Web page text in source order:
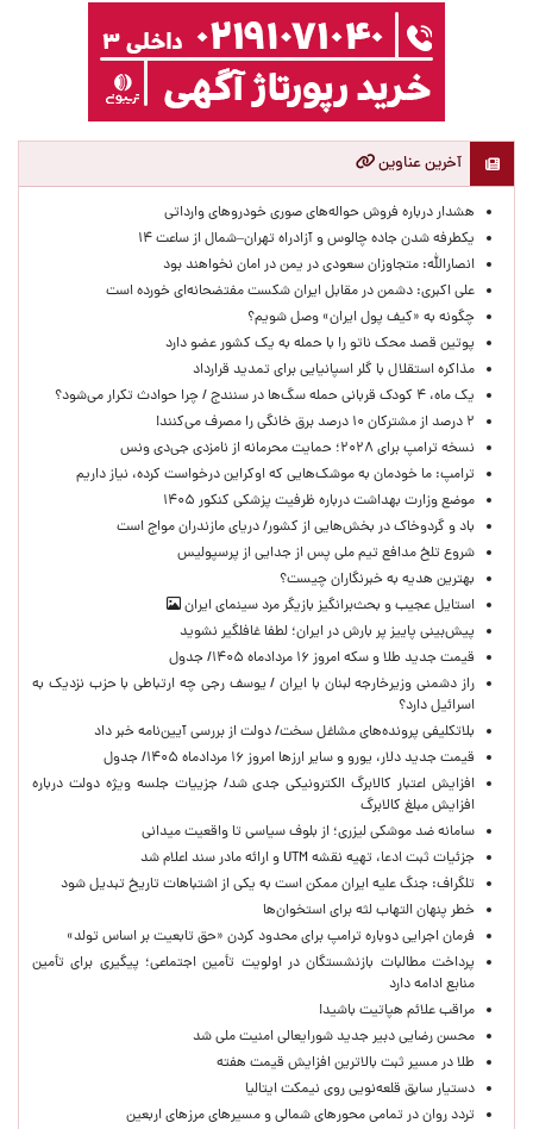
آخرین عناوین
هشدار درباره فروش حواله‌های صوری خودروهای وارداتی
یکطرفه شدن جاده چالوس و آزادراه تهران–شمال از ساعت ۱۴
انصارالله: متجاوزان سعودی در یمن در امان نخواهند بود
علی اکبری: دشمن در مقابل ایران شکست مفتضحانه‌ای خورده است
چگونه به «کیف پول ایران» وصل شویم؟
پوتین قصد محک ناتو را با حمله به یک کشور عضو دارد
مذاکره استقلال با گلر اسپانیایی برای تمدید قرارداد
یک ماه، ۴ کودک قربانی حمله سگ‌ها در سنندج / چرا حوادث تکرار می‌شود؟
۲ درصد از مشترکان ۱۰ درصد برق خانگی را مصرف می‌کنند!
نسخه ترامپ برای ۲۰۲۸؛ حمایت محرمانه از نامزدی جی‌دی ونس
ترامپ: ما خودمان به موشک‌هایی که اوکراین درخواست کرده، نیاز داریم
موضع وزارت بهداشت درباره ظرفیت پزشکی کنکور ۱۴۰۵
باد و گردوخاک در بخش‌هایی از کشور/ دریای مازندران مواج است
شروع تلخ مدافع تیم ملی پس از جدایی از پرسپولیس
بهترین هدیه به خبرنگاران چیست؟
استایل عجیب و بحث‌برانگیز بازیگر مرد سینمای ایران
پیش‌بینی پاییز پر بارش در ایران؛ لطفا غافلگیر نشوید
قیمت جدید طلا و سکه امروز ۱۶ مردادماه ۱۴۰۵/ جدول
راز دشمنی وزیرخارجه لبنان با ایران / یوسف رجی چه ارتباطی با حزب نزدیک به
اسرائیل دارد؟
بلاتکلیفی پرونده‌های مشاغل سخت/ دولت از بررسی آیین‌نامه خبر داد
قیمت جدید دلار، یورو و سایر ارزها امروز ۱۶ مردادماه ۱۴۰۵/ جدول
افزایش اعتبار کالابرگ الکترونیکی جدی شد/ جزییات جلسه ویژه دولت درباره
افزایش مبلغ کالابرگ
سامانه ضد موشکی لیزری؛ از بلوف سیاسی تا واقعیت میدانی
جزئیات ثبت ادعا، تهیه نقشه UTM و ارائه مادر سند اعلام شد
تلگراف: جنگ علیه ایران ممکن است به یکی از اشتباهات تاریخ تبدیل شود
خطر پنهان التهاب لثه برای استخوان‌ها
فرمان اجرایی دوباره ترامپ برای محدود کردن «حق تابعیت بر اساس تولد»
پرداخت مطالبات بازنشستگان در اولویت تأمین اجتماعی؛ پیگیری برای تأمین
منابع ادامه دارد
مراقب علائم هپاتیت باشید!
محسن رضایی دبیر جدید شورایعالی امنیت ملی شد
طلا در مسیر ثبت بالاترین افزایش قیمت هفته
دستیار سابق قلعه‌نویی روی نیمکت ایتالیا
تردد روان در تمامی محورهای شمالی و مسیرهای مرزهای اربعین